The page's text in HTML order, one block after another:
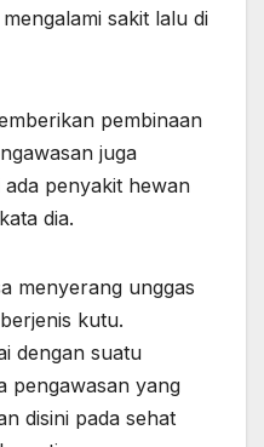
sakit lalu di
pembinaan
juga
penyakit hewan
dia.
menyerang unggas
kutu.
dengan suatu
pengawasan yang
disini pada sehat